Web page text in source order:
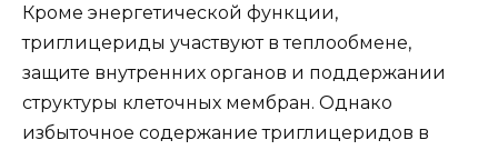
Кроме энергетической функции,
триглицериды участвуют в теплообмене,
защите внутренних органов и поддержании
структуры клеточных мембран. Однако
избыточное содержание триглицеридов в